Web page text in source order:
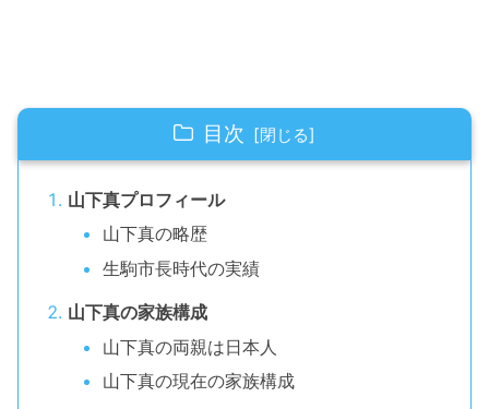
目次
山下真プロフィール
山下真の略歴
生駒市長時代の実績
山下真の家族構成
山下真の両親は日本人
山下真の現在の家族構成